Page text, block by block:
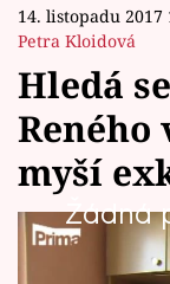
Témata
Celebrity
Vztahy
14. listopadu 2017
Petra Kloidová
Hledá
Reného
myší
Žádná
Mirka